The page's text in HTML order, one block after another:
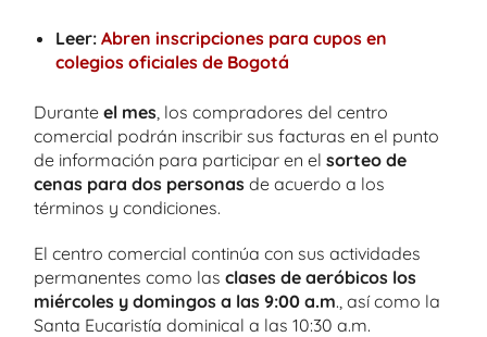
Leer: Abren inscripciones para cupos en
colegios oficiales de Bogotá
Durante el mes , los compradores del centro
comercial podrán inscribir sus facturas en el punto
de información para participar en el sorteo de
cenas para dos personas de acuerdo a los
términos y condiciones.
El centro comercial continúa con sus actividades
permanentes como las clases de aeróbicos los
miércoles y domingos a las 9:00 a.m., así como la
Santa Eucaristía dominical a las 10:30 a.m.